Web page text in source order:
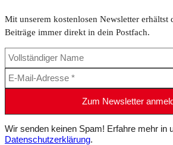
Mit unserem kostenlosen Newsletter erhältst
Beiträge immer direkt in dein Postfach.
Wir senden keinen Spam! Erfahre mehr in
Datenschutzerklärung.